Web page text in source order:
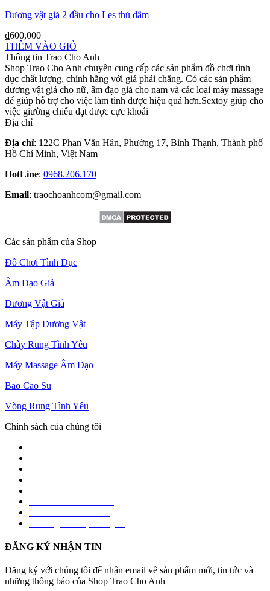
Dương vật giả 2 đầu cho Les thủ dâm
₫600,000
THÊM VÀO GIỎ
Thông tin Trao Cho Anh
Shop Trao Cho Anh chuyên cung cấp các sản phẩm đồ chơi tình
dục chất lượng, chính hãng với giá phải chăng. Có các sản phẩm
dương vật giả cho nữ, âm đạo giả cho nam và các loại máy massage
để giúp hỗ trợ cho việc làm tình được hiệu quả hơn.Sextoy giúp cho
việc giường chiếu đạt được cực khoái
Địa chỉ
Địa chỉ: 122C Phan Văn Hân, Phường 17, Bình Thạnh, Thành phố
Hồ Chí Minh, Việt Nam
HotLine: 0968.206.170
Email: traochoanhcom@gmail.com
Các sản phẩm của Shop
Đồ Chơi Tình Dục
Âm Đạo Giả
Dương Vật Giả
Máy Tập Dương Vật
Chày Rung Tình Yêu
Máy Massage Âm Đạo
Bao Cao Su
Vòng Rung Tình Yêu
Chính sách của chúng tôi
ĐĂNG KÝ NHẬN TIN
Đăng ký với chúng tôi để nhận email về sản phẩm mới, tin tức và
những thông báo của Shop Trao Cho Anh